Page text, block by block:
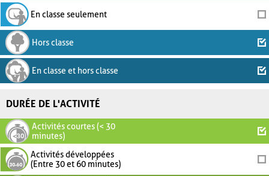
En classe seulement
Hors classe
En classe et hors classe
DURÉE DE L'ACTIVITÉ
Activités courtes (< 30
minutes)
Activités développées
(Entre 30 et 60 minutes)